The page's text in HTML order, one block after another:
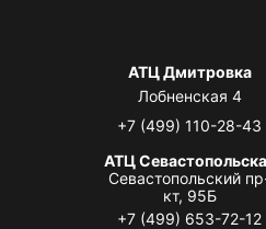
АТЦ Дмитровка
Лобненская 4
+7 (499) 110-28-43
АТЦ
Севастопольский
кт, 95Б
+7 (499) 653-72-12